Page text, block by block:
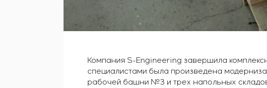
Компания S-Engineering завершила
специалистами была произведена
рабочей башни №3 и трех напольных